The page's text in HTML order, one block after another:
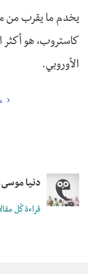
يخدم ما يقرب من
كاستروب، هو أكثر
الأوروبي.
دنيا
قراءة كُل